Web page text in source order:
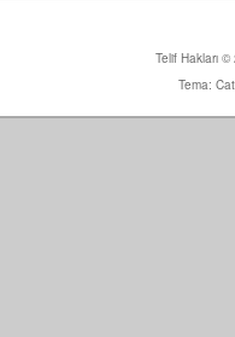
Telif Hakları ©
Tema: